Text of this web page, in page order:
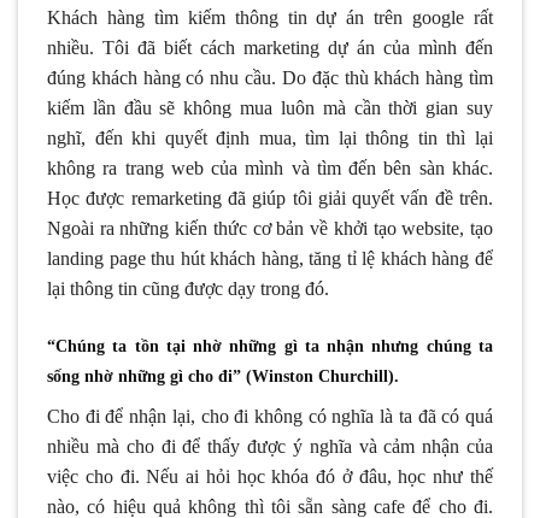
Khách hàng tìm kiếm thông tin dự án trên google rất
nhiều. Tôi đã biết cách marketing dự án của mình đến
đúng khách hàng có nhu cầu. Do đặc thù khách hàng tìm
kiếm lần đầu sẽ không mua luôn mà cần thời gian suy
nghĩ, đến khi quyết định mua, tìm lại thông tin thì lại
không ra trang web của mình và tìm đến bên sàn khác.
Học được remarketing đã giúp tôi giải quyết vấn đề trên.
Ngoài ra những kiến thức cơ bản về khởi tạo website, tạo
landing page thu hút khách hàng, tăng tỉ lệ khách hàng để
lại thông tin cũng được dạy trong đó.
“Chúng ta tồn tại nhờ những gì ta nhận nhưng chúng ta
sống nhờ những gì cho đi” (Winston Churchill).
Cho đi để nhận lại, cho đi không có nghĩa là ta đã có quá
nhiều mà cho đi để thấy được ý nghĩa và cảm nhận của
việc cho đi. Nếu ai hỏi học khóa đó ở đâu, học như thế
nào, có hiệu quả không thì tôi sẵn sàng cafe để cho đi.